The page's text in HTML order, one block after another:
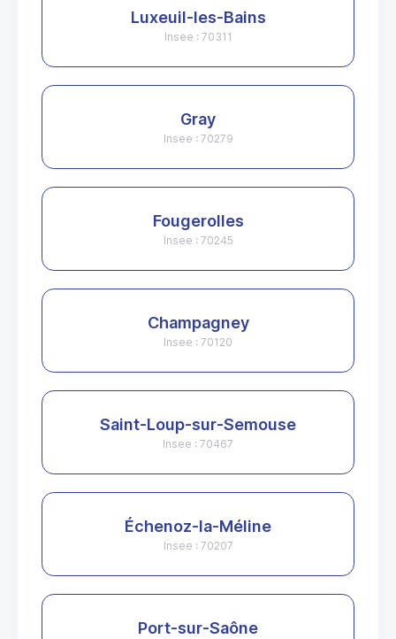
Luxeuil-les-Bains
Insee : 70311
Gray
Insee : 70279
Fougerolles
Insee : 70245
Champagney
Insee : 70120
Saint-Loup-sur-Semouse
Insee : 70467
Échenoz-la-Méline
Insee : 70207
Port-sur-Saône